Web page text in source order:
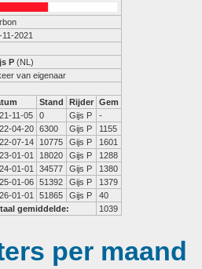
11-2021
P (NL)
van eigenaar
Stand Rijder Gem
11-05
0 Gijs P
-
04-20 6300 Gijs P
1155
07-14
10775 Gijs P
1601
01-01
18020 Gijs P
1288
01-01
34577 Gijs P
1380
01-06 51392 Gijs P
1379
01-01
51865 Gijs P
40
gemiddelde:
1039
per maand